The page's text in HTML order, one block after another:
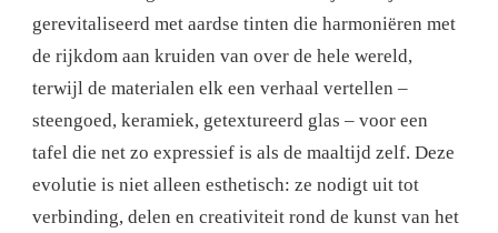
gerevitaliseerd met aardse tinten die harmoniëren met
de rijkdom aan kruiden van over de hele wereld,
terwijl de materialen elk een verhaal vertellen –
steengoed, keramiek, getextureerd glas – voor een
tafel die net zo expressief is als de maaltijd zelf. Deze
evolutie is niet alleen esthetisch: ze nodigt uit tot
verbinding, delen en creativiteit rond de kunst van het